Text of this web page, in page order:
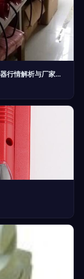
浙江沈兴照明科技 大分贝防爆声光报警器行情解析与厂家直供优势